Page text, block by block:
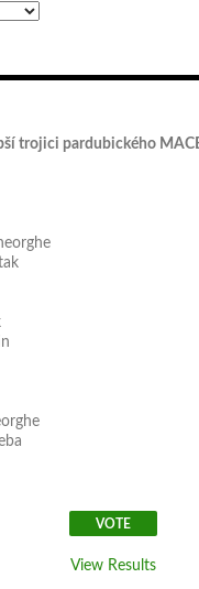
trojici pardubického
View Results